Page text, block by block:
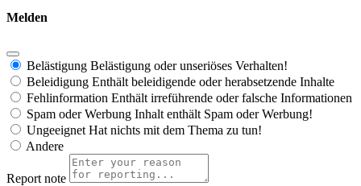
Melden
Belästigung Belästigung oder unseriöses Verhalten!
Beleidigung Enthält beleidigende oder herabsetzende Inhalte
Fehlinformation Enthält irreführende oder falsche Informationen
Spam oder Werbung Inhalt enthält Spam oder Werbung!
Ungeeignet Hat nichts mit dem Thema zu tun!
Andere
Report note